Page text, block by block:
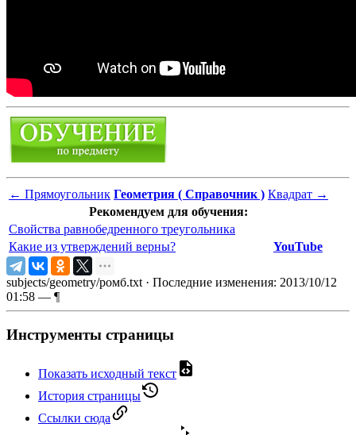
← Прямоугольник Геометрия ( Справочник ) Квадрат →
Рекомендуем для обучения:
Свойства равнобедренного треугольника
Какие из утверждений верны?
YouTube
subjects/geometry/ромб.txt · Последние изменения: 2013/10/12
01:58 — ¶
Инструменты страницы
Показать исходный текст
История страницы
Ссылки сюда